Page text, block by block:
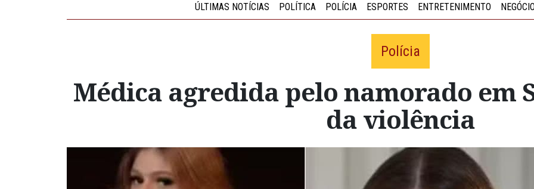
ÚLTIMAS NOTÍCIAS POLÍTICA POLÍCIA ESPORTES ENTRETENIMENTO
Polícia
Médica agredida pelo namorado em
da violência